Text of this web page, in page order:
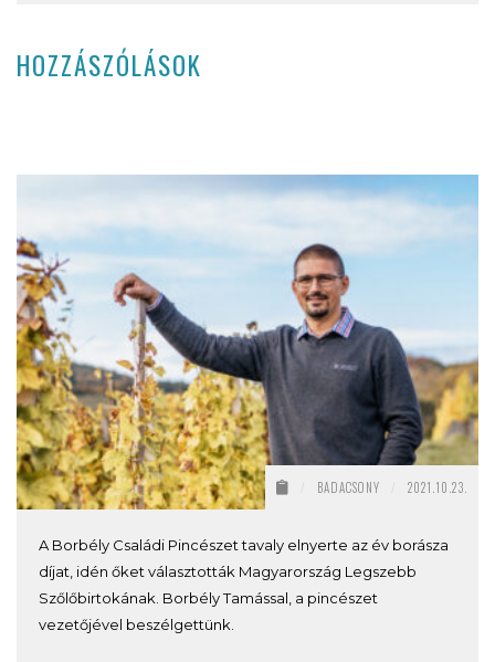
HOZZÁSZÓLÁSOK
BADACSONY 2021.10.23.
A Borbély Családi Pincészet tavaly elnyerte az év borásza
díjat, idén őket választották Magyarország Legszebb
Szőlőbirtokának. Borbély Tamással, a pincészet
vezetőjével beszélgettünk.